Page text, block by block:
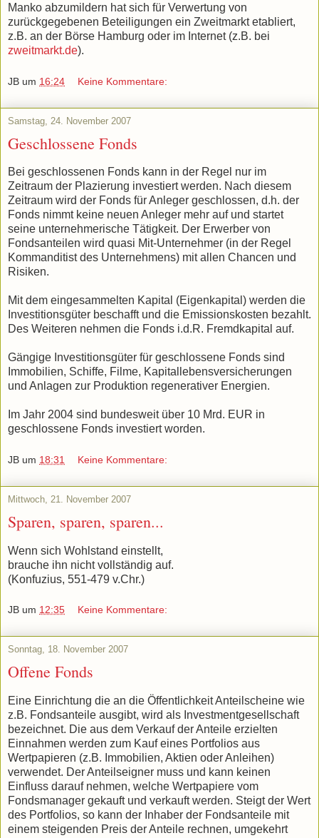
Manko abzumildern hat sich für Verwertung von
zurückgegebenen Beteiligungen ein Zweitmarkt etabliert,
z.B. an der Börse Hamburg oder im Internet (z.B. bei
zweitmarkt.de).
JB um 16:24 Keine Kommentare:
Samstag, 24. November 2007
Geschlossene Fonds
Bei geschlossenen Fonds kann in der Regel nur im
Zeitraum der Plazierung investiert werden. Nach diesem
Zeitraum wird der Fonds für Anleger geschlossen, d.h. der
Fonds nimmt keine neuen Anleger mehr auf und startet
seine unternehmerische Tätigkeit. Der Erwerber von
Fondsanteilen wird quasi Mit-Unternehmer (in der Regel
Kommanditist des Unternehmens) mit allen Chancen und
Risiken.
Mit dem eingesammelten Kapital (Eigenkapital) werden die
Investitionsgüter beschafft und die Emissionskosten bezahlt.
Des Weiteren nehmen die Fonds i.d.R. Fremdkapital auf.
Gängige Investitionsgüter für geschlossene Fonds sind
Immobilien, Schiffe, Filme, Kapitallebensversicherungen
und Anlagen zur Produktion regenerativer Energien.
Im Jahr 2004 sind bundesweit über 10 Mrd. EUR in
geschlossene Fonds investiert worden.
JB um 18:31 Keine Kommentare:
Mittwoch, 21. November 2007
Sparen, sparen, sparen...
Wenn sich Wohlstand einstellt,
brauche ihn nicht vollständig auf.
(Konfuzius, 551-479 v.Chr.)
JB um 12:35 Keine Kommentare:
Sonntag, 18. November 2007
Offene Fonds
Eine Einrichtung die an die Öffentlichkeit Anteilscheine wie
z.B. Fondsanteile ausgibt, wird als Investmentgesellschaft
bezeichnet. Die aus dem Verkauf der Anteile erzielten
Einnahmen werden zum Kauf eines Portfolios aus
Wertpapieren (z.B. Immobilien, Aktien oder Anleihen)
verwendet. Der Anteilseigner muss und kann keinen
Einfluss darauf nehmen, welche Wertpapiere vom
Fondsmanager gekauft und verkauft werden. Steigt der Wert
des Portfolios, so kann der Inhaber der Fondsanteile mit
einem steigenden Preis der Anteile rechnen, umgekehrt